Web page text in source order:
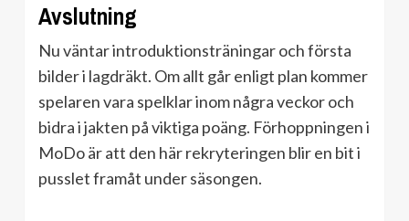
Avslutning
Nu väntar introduktionsträningar och första
bilder i lagdräkt. Om allt går enligt plan kommer
spelaren vara spelklar inom några veckor och
bidra i jakten på viktiga poäng. Förhoppningen i
MoDo är att den här rekryteringen blir en bit i
pusslet framåt under säsongen.